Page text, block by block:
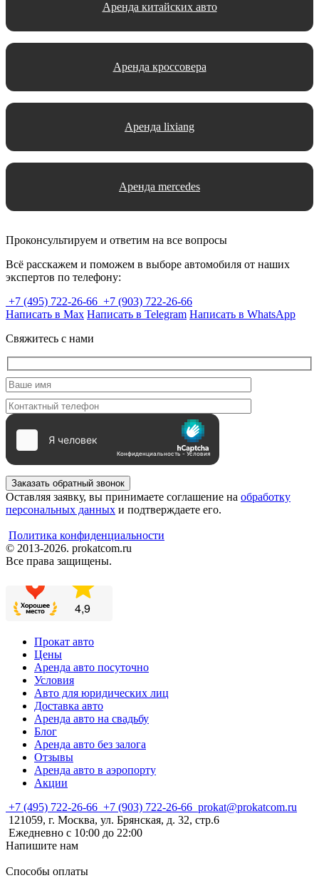
Аренда китайских авто
Аренда кроссовера
Аренда lixiang
Аренда mercedes
Проконсультируем и ответим на все вопросы
Всё расскажем и поможем в выборе автомобиля от наших
экспертов по телефону:
+7 (495) 722-26-66 +7 (903) 722-26-66
Написать в Max Написать в Telegram Написать в WhatsApp
Свяжитесь с нами
Заказать обратный звонок
Оставляя заявку, вы принимаете соглашение на обработку
персональных данных и подтверждаете его.
Политика конфиденциальности
© 2013-2026. prokatcom.ru
Все права защищены.
Прокат авто
Цены
Аренда авто посуточно
Условия
Авто для юридических лиц
Доставка авто
Аренда авто на свадьбу
Блог
Аренда авто без залога
Отзывы
Аренда авто в аэропорту
Акции
+7 (495) 722-26-66 +7 (903) 722-26-66 prokat@prokatcom.ru
121059, г. Москва, ул. Брянская, д. 32, стр.6
Ежедневно с 10:00 до 22:00
Напишите нам
Способы оплаты